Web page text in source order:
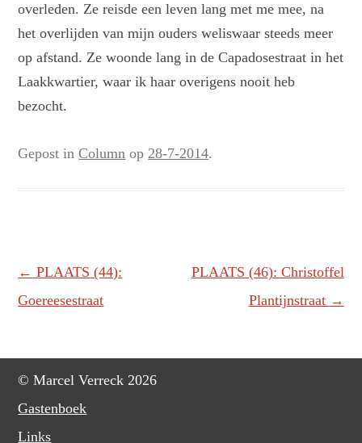
overleden. Ze reisde een leven lang met me mee, na
het overlijden van mijn ouders weliswaar steeds meer
op afstand. Ze woonde lang in de Capadosestraat in het
Laakkwartier, waar ik haar overigens nooit heb
bezocht.
Gepost inColumn op 28-7-2014.
Berichtnavigatie
← PLAATS (44):
Goereesestraat
PLAATS (46): Christoffel
Plantijnstraat →
© Marcel Verreck 2026
Gastenboek
Links